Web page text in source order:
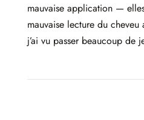
mauvaise application —
mauvaise lecture du cheveu
j’ai vu passer beaucoup de